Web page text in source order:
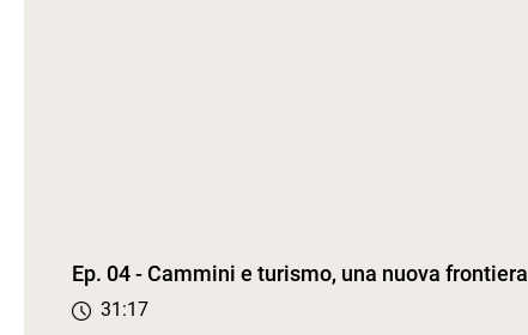
Ep. 04 - Cammini e turismo, una nuova frontiera
31:17